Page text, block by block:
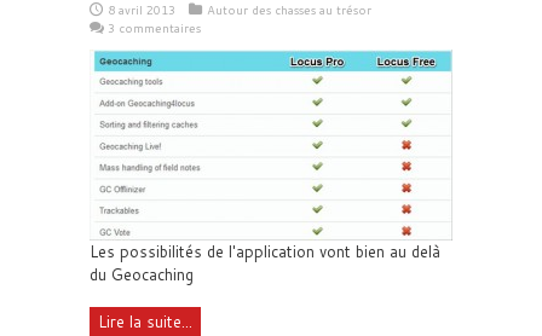
8 avril 2013
Autour des chasses au trésor
3 commentaires
Les possibilités de l'application vont bien au delà
du Geocaching
Lire la suite...